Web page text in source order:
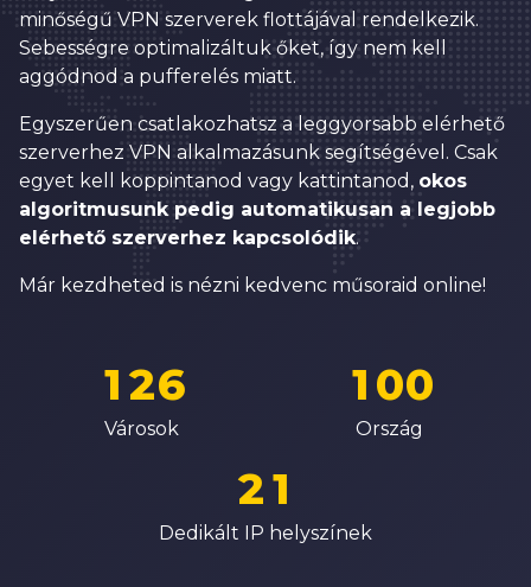
minőségű VPN szerverek flottájával rendelkezik.
Sebességre optimalizáltuk őket, így nem kell
aggódnod a pufferelés miatt.
Egyszerűen csatlakozhatsz a leggyorsabb elérhető
szerverhez VPN alkalmazásunk segítségével. Csak
egyet kell koppintanod vagy kattintanod, okos
algoritmusunk pedig automatikusan a legjobb
elérhető szerverhez kapcsolódik.
Már kezdheted is nézni kedvenc műsoraid online!
1
2
4
5
6
7
8
9
0
2
3
8
9
0
1
2
3
4
6
7
9
Városok
1
2
4
5
2
4
5
6
8
0
1
2
4
5
6
8
0
1
Ország
2
3
0
1
3
4
5
6
1
2
Dedikált IP helyszínek